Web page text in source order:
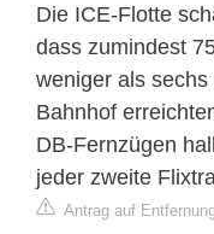
Die ICE-Flotte
dass zumindest
weniger als
Bahnhof
DB-Fernzügen
jeder zweite
Antrag auf